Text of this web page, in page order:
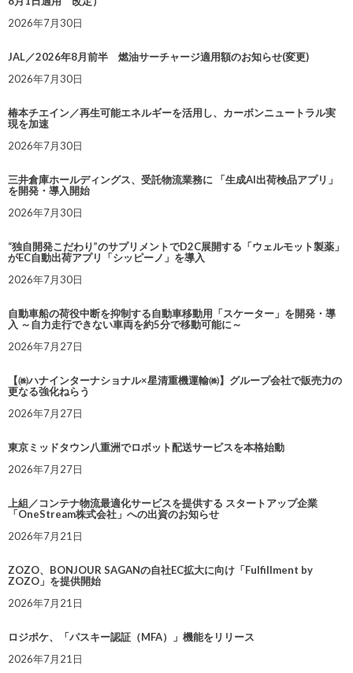
2026年7月30日
JAL／2026年8月前半 燃油サーチャージ適用額のお知らせ(変更)
2026年7月30日
椿本チエイン／再生可能エネルギーを活用し、カーボンニュートラル実
現を加速
2026年7月30日
三井倉庫ホールディングス、受託物流業務に 「生成AI出荷検品アプリ」
を開発・導入開始
2026年7月30日
“独自開発こだわり”のサプリメントでD2C展開する「ウェルモット製薬」
がEC自動出荷アプリ「シッピーノ」を導入
2026年7月30日
自動車船の荷役中断を抑制する自動車移動用「スケーター」を開発・導
入 ～自力走行できない車両を約5分で移動可能に～
2026年7月27日
【㈱ハナインターナショナル×星清重機運輸㈱】グループ会社で販売力の
更なる強化ねらう
2026年7月27日
東京ミッドタウン八重洲でロボット配送サービスを本格始動
2026年7月27日
上組／コンテナ物流最適化サービスを提供する スタートアップ企業
「OneStream株式会社」への出資のお知らせ
2026年7月21日
ZOZO、BONJOUR SAGANの自社EC拡大に向け「Fulfillment by
ZOZO」を提供開始
2026年7月21日
ロジポケ、「パスキー認証（MFA）」機能をリリース
2026年7月21日